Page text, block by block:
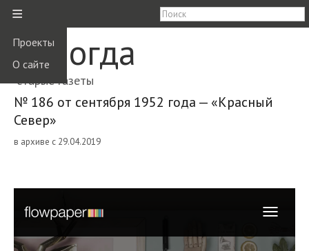
≡
Проекты
О сайте
Вологда
старые газеты
№ 186 от сентября 1952 года — «Красный
Север»
в архиве с 29.04.2019